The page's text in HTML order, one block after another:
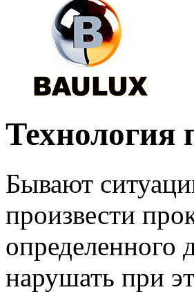
Технология
Бывают
произвести
определенного
нарушать при